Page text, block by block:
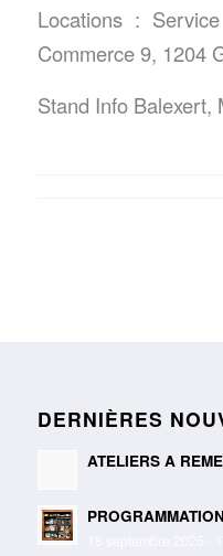
Locations :
Commerce 9, 1204
Stand Info Balexert,
DERNIÈRES
ATELIERS A